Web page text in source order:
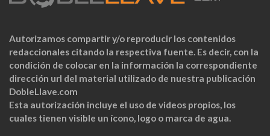
Autorizamos compartir y/o reproducir los contenidos
redaccionales citando la respectiva fuente. Es decir, con la
condición de colocar en la información la correspondiente
dirección url del material utilizado de nuestra publicación
DobleLlave.com
Esta autorización incluye el uso de videos propios, los
cuales tienen visible un ícono, logo o marca de agua.